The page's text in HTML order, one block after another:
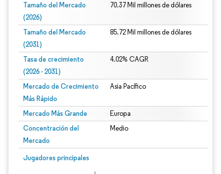
Tamaño del Mercado
(2026)
70.37 Mil millones de dólares
Tamaño del Mercado
(2031)
85.72 Mil millones de dólares
Tasa de crecimiento
(2026 - 2031)
4.02% CAGR
Mercado de Crecimiento
Más Rápido
Asia Pacífico
Mercado Más Grande Europa
Concentración del
Mercado
Medio
Jugadores principales
Imagen © Mordor Intelligence. El uso requiere atribución según CC BY 4.0.